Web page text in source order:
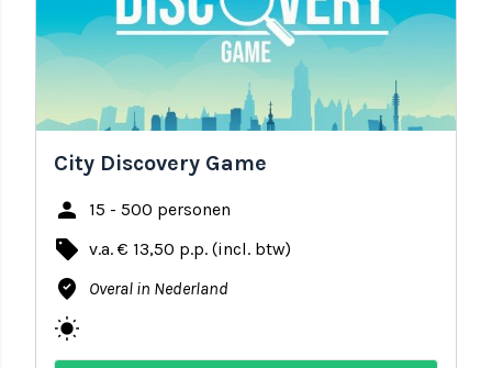
City Discovery Game
person 15 - 500 personen
local_offer v.a. € 13,50 p.p. (incl. btw)
where_to_vote Overal in Nederland
wb_sunny